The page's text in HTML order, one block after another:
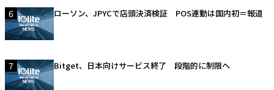
6 ローソン、JPYCで店頭決済検証 POS連動は国内初＝報道
7 Bitget、日本向けサービス終了 段階的に制限へ